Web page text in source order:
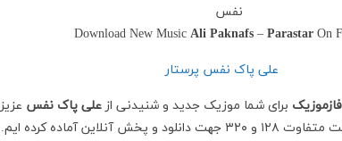
نفس
Download New MusicAli Paknafs –Parastar On
فازموزیک برای شما موزیک جدید و شنیدنی از علی پاک نفس عزیز
با دو کیفیت متفاوت ۱۲۸ و ۳۲۰ جهت دانلود و پخش آنلاین آماده کرده ایم.